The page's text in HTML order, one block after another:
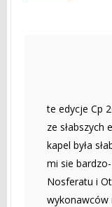
te edycje Cp
ze słabszych
kapel była
mi sie
Nosferatu i
wykonawców